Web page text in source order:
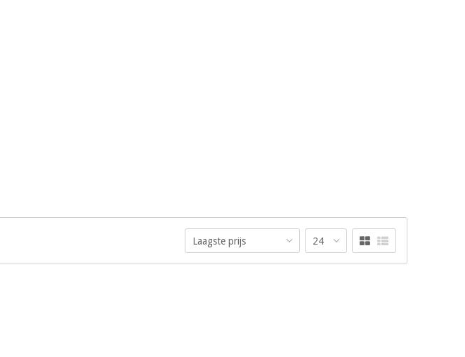
Laagste prijs 24